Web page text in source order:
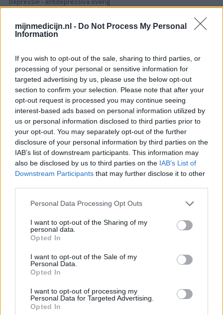
mijnmedicijn.nl - Do Not Process My Personal
Information
If you wish to opt-out of the sale, sharing to third parties, or
processing of your personal or sensitive information for
targeted advertising by us, please use the below opt-out
section to confirm your selection. Please note that after your
opt-out request is processed you may continue seeing
interest-based ads based on personal information utilized by
us or personal information disclosed to third parties prior to
your opt-out. You may separately opt-out of the further
disclosure of your personal information by third parties on the
IAB’s list of downstream participants. This information may
also be disclosed by us to third parties on the IAB’s List of
Downstream Participants that may further disclose it to other
Personal Data Processing Opt Outs
I want to opt-out of the Sharing of my
personal data.
Opted In
I want to opt-out of the Sale of my
Personal Data.
Opted In
I want to opt-out of processing my
Personal Data for Targeted Advertising.
Opted In
Anticonceptie - eenfase
Seroquel (647)
Psychose / schizofrenie - antipsychotica
Amoxicilline (646)
Antibiotica - penicillines breedspectrum
Wellbutrin XR (646)
Verslavingsziekten
Metformine (620)
Diabetes (suikerziekte) - orale middelen
Implanon (hormoonimplantaat) (584)
Concerta (503)
ADHD - psychostimulantia
Bloeddruk - calciumantagonisten
Amoxicilline / Clavulaanzuur (486)
Antibiotica - penicillines breedspectrum
Roaccutane (480)